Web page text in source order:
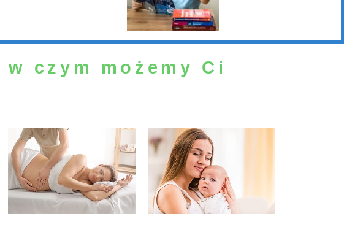
w czym możemy Ci